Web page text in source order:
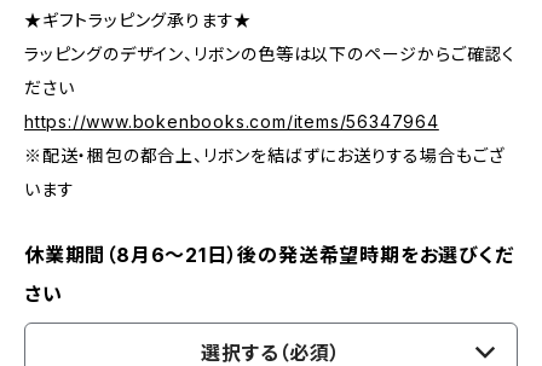
★ギフトラッピング承ります★
ラッピングのデザイン、リボンの色等は以下のページからご確認く
ださい
https://www.bokenbooks.com/items/56347964
※配送・梱包の都合上、リボンを結ばずにお送りする場合もござ
います
休業期間（8月6〜21日）後の発送希望時期をお選びくだ
さい
選択する（必須）